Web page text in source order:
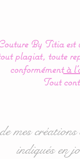
By Titia est
plagiat, toute
conformémentà
Tout
mes
indiqués en